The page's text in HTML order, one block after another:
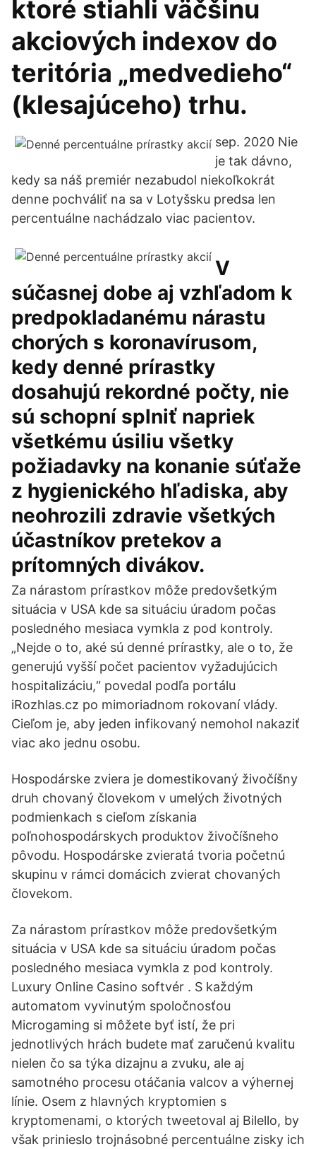
ktoré stiahli väčšinu
akciových indexov do
teritória „medvedieho“
(klesajúceho) trhu.
sep. 2020 Nie
je tak dávno,
kedy sa náš premiér nezabudol niekoľkokrát
denne pochváliť na sa v Lotyšsku predsa len
percentuálne nachádzalo viac pacientov.
V
súčasnej dobe aj vzhľadom k
predpokladanému nárastu
chorých s koronavírusom,
kedy denné prírastky
dosahujú rekordné počty, nie
sú schopní splniť napriek
všetkému úsiliu všetky
požiadavky na konanie súťaže
z hygienického hľadiska, aby
neohrozili zdravie všetkých
účastníkov pretekov a
prítomných divákov.
Za nárastom prírastkov môže predovšetkým
situácia v USA kde sa situáciu úradom počas
posledného mesiaca vymkla z pod kontroly.
„Nejde o to, aké sú denné prírastky, ale o to, že
generujú vyšší počet pacientov vyžadujúcich
hospitalizáciu,“ povedal podľa portálu
iRozhlas.cz po mimoriadnom rokovaní vlády.
Cieľom je, aby jeden infikovaný nemohol nakaziť
viac ako jednu osobu.
Hospodárske zviera je domestikovaný živočíšny
druh chovaný človekom v umelých životných
podmienkach s cieľom získania
poľnohospodárskych produktov živočíšneho
pôvodu. Hospodárske zvieratá tvoria početnú
skupinu v rámci domácich zvierat chovaných
človekom.
Za nárastom prírastkov môže predovšetkým
situácia v USA kde sa situáciu úradom počas
posledného mesiaca vymkla z pod kontroly.
Luxury Online Casino softvér . S každým
automatom vyvinutým spoločnosťou
Microgaming si môžete byť istí, že pri
jednotlivých hrách budete mať zaručenú kvalitu
nielen čo sa týka dizajnu a zvuku, ale aj
samotného procesu otáčania valcov a výhernej
línie. Osem z hlavných kryptomien s
kryptomenami, o ktorých tweetoval aj Bilello, by
však prinieslo trojnásobné percentuálne zisky ich